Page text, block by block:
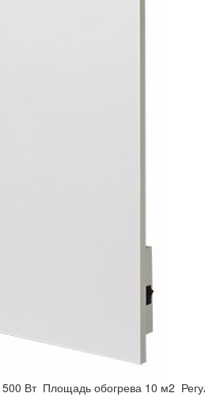
500 Вт Площадь обогрева 10 м2